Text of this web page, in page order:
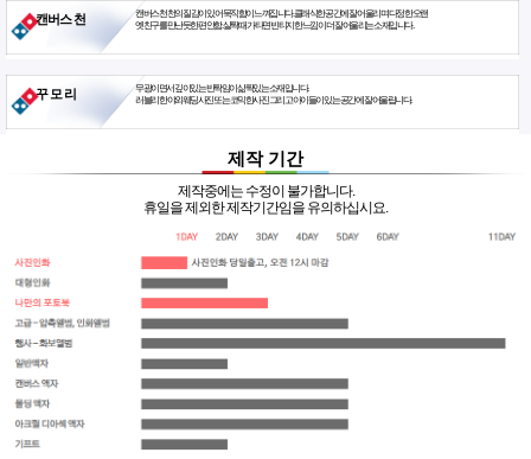
캔버스 천
캔버스천 천의 질감이 있어 묵직함이 느껴집니다. 클래식한 공간에 잘 어울리며 다정한 오랜
옛친구를 만난듯한 편안함. 살짝 때가 타면 빈티지한 느낌이 더 잘 어울리는 소재입니다.
꾸 모 리
무광이면서 깊이있는 반짝임이 삶짝있는 소재입니다.
러블리한 야외웨딩사진 또는 코믹한사진 그리고 아이들이 있는 공간에 잘 어울립니다.
제작 기간
제작중에는 수정이 불가합니다.
휴일을 제외한 제작기간임을 유의하십시요.